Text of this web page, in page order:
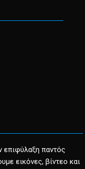
παντός
εικόνες, βίντεο και